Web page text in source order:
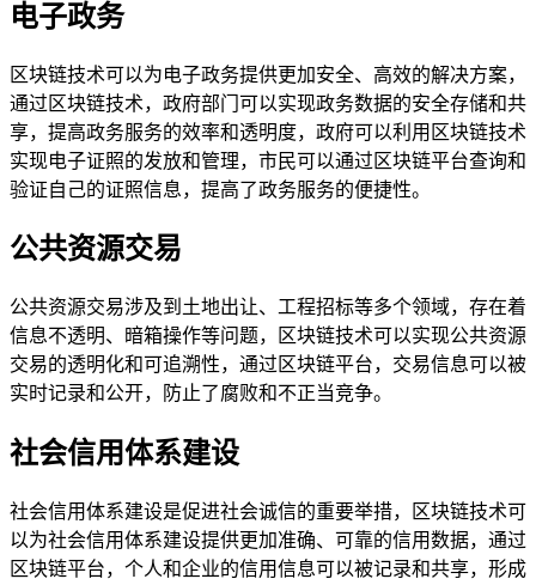
电子政务
区块链技术可以为电子政务提供更加安全、高效的解决方案，
通过区块链技术，政府部门可以实现政务数据的安全存储和共
享，提高政务服务的效率和透明度，政府可以利用区块链技术
实现电子证照的发放和管理，市民可以通过区块链平台查询和
验证自己的证照信息，提高了政务服务的便捷性。
公共资源交易
公共资源交易涉及到土地出让、工程招标等多个领域，存在着
信息不透明、暗箱操作等问题，区块链技术可以实现公共资源
交易的透明化和可追溯性，通过区块链平台，交易信息可以被
实时记录和公开，防止了腐败和不正当竞争。
社会信用体系建设
社会信用体系建设是促进社会诚信的重要举措，区块链技术可
以为社会信用体系建设提供更加准确、可靠的信用数据，通过
区块链平台，个人和企业的信用信息可以被记录和共享，形成